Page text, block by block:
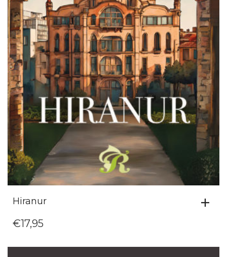
Hiranur
€17,95